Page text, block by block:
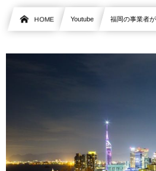
HOME Youtube 福岡の事業者